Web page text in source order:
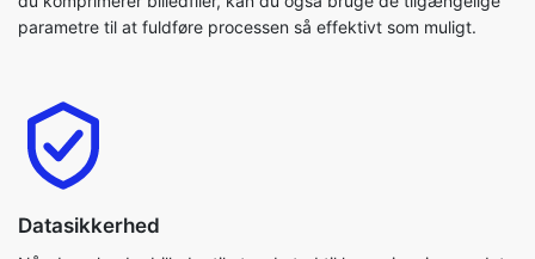
Datasikkerhed
Når du uploader billeder til et websted til komprimering, er det
naturligt at blive bekymret for deres sikkerhed. Vi gør alt for at
holde dine billeder sikre. Fordi vores komprimeringsbillede til